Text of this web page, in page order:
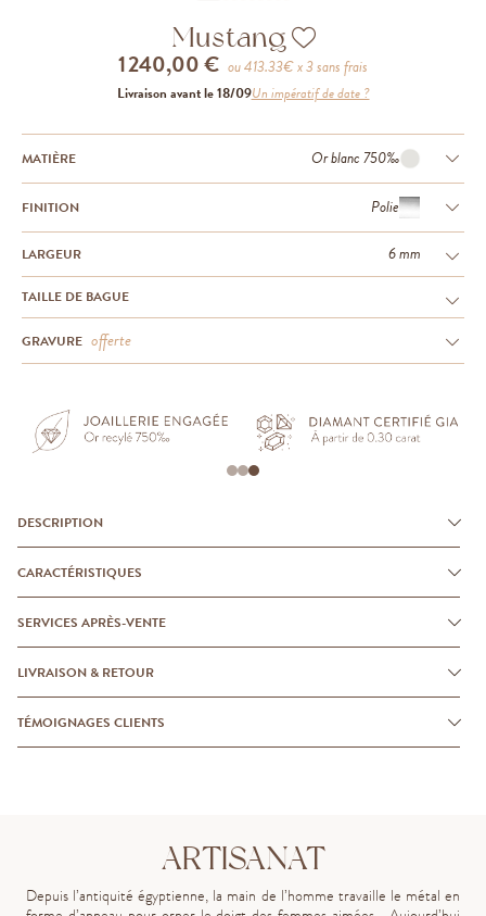
Mustang
1 240,00 € ou413.33€ x 3 sans frais
Livraison avant le 18/09Un impératif de date ?
MATIÈRE Or blanc 750‰
FINITION Polie
LARGEUR 6 mm
TAILLE DE BAGUE
GRAVURE offerte
DESCRIPTION
CARACTÉRISTIQUES
SERVICES APRÈS-VENTE
LIVRAISON & RETOUR
TÉMOIGNAGES CLIENTS
ARTISANAT
Depuis l’antiquité égyptienne, la main de l’homme travaille le métal en